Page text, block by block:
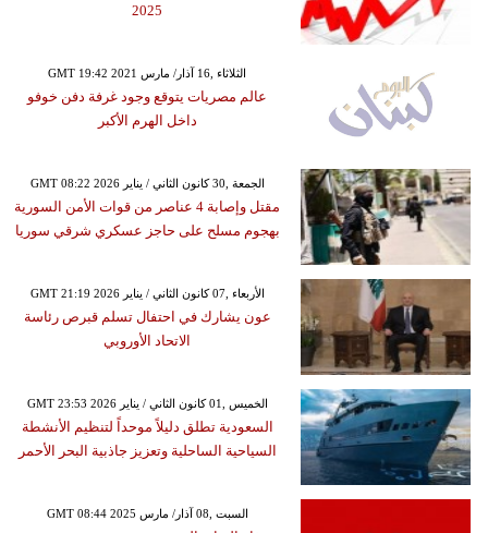
2025
GMT 19:42 2021 الثلاثاء ,16 آذار/ مارس
عالم مصريات يتوقع وجود غرفة دفن خوفو
داخل الهرم الأكبر
GMT 08:22 2026 الجمعة ,30 كانون الثاني / يناير
مقتل وإصابة 4 عناصر من قوات الأمن السورية
بهجوم مسلح على حاجز عسكري شرقي سوريا
GMT 21:19 2026 الأربعاء ,07 كانون الثاني / يناير
عون يشارك في احتفال تسلم قبرص رئاسة
الاتحاد الأوروبي
GMT 23:53 2026 الخميس ,01 كانون الثاني / يناير
السعودية تطلق دليلاً موحداً لتنظيم الأنشطة
السياحية الساحلية وتعزيز جاذبية البحر الأحمر
GMT 08:44 2025 السبت ,08 آذار/ مارس